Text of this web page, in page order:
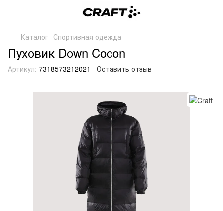
Каталог Спортивная одежда
Пуховик Down Cocon
Артикул: 7318573212021 Оставить отзыв